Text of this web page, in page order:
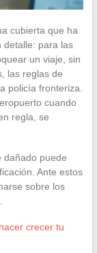
cubierta que ha
detalle: para las
un viaje, sin
las reglas de
policía fronteriza.
cuando
regla, se
dañado puede
Ante estos
sobre los
crecer tu